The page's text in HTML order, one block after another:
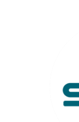
umgesetzt
Erstmals bei
hörbar – wie
Unternehmen